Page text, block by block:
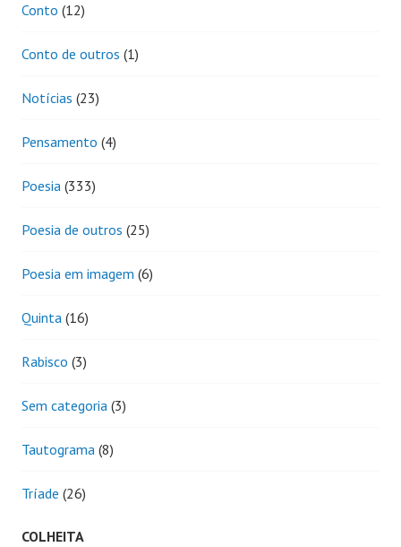
Conto (12)
Conto de outros (1)
Notícias (23)
Pensamento (4)
Poesia (333)
Poesia de outros (25)
Poesia em imagem (6)
Quinta (16)
Rabisco (3)
Sem categoria (3)
Tautograma (8)
Tríade (26)
COLHEITA